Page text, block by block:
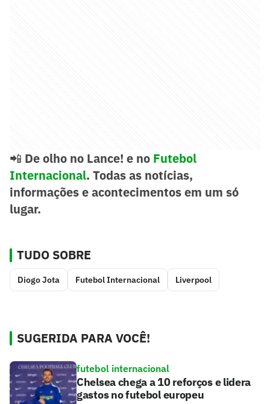
📲 De olho no Lance! e no Futebol
Internacional. Todas as notícias,
informações e acontecimentos em um só
lugar.
TUDO SOBRE
Diogo Jota Futebol Internacional Liverpool
SUGERIDA PARA VOCÊ!
futebol internacional
Chelsea chega a 10 reforços e lidera
gastos no futebol europeu